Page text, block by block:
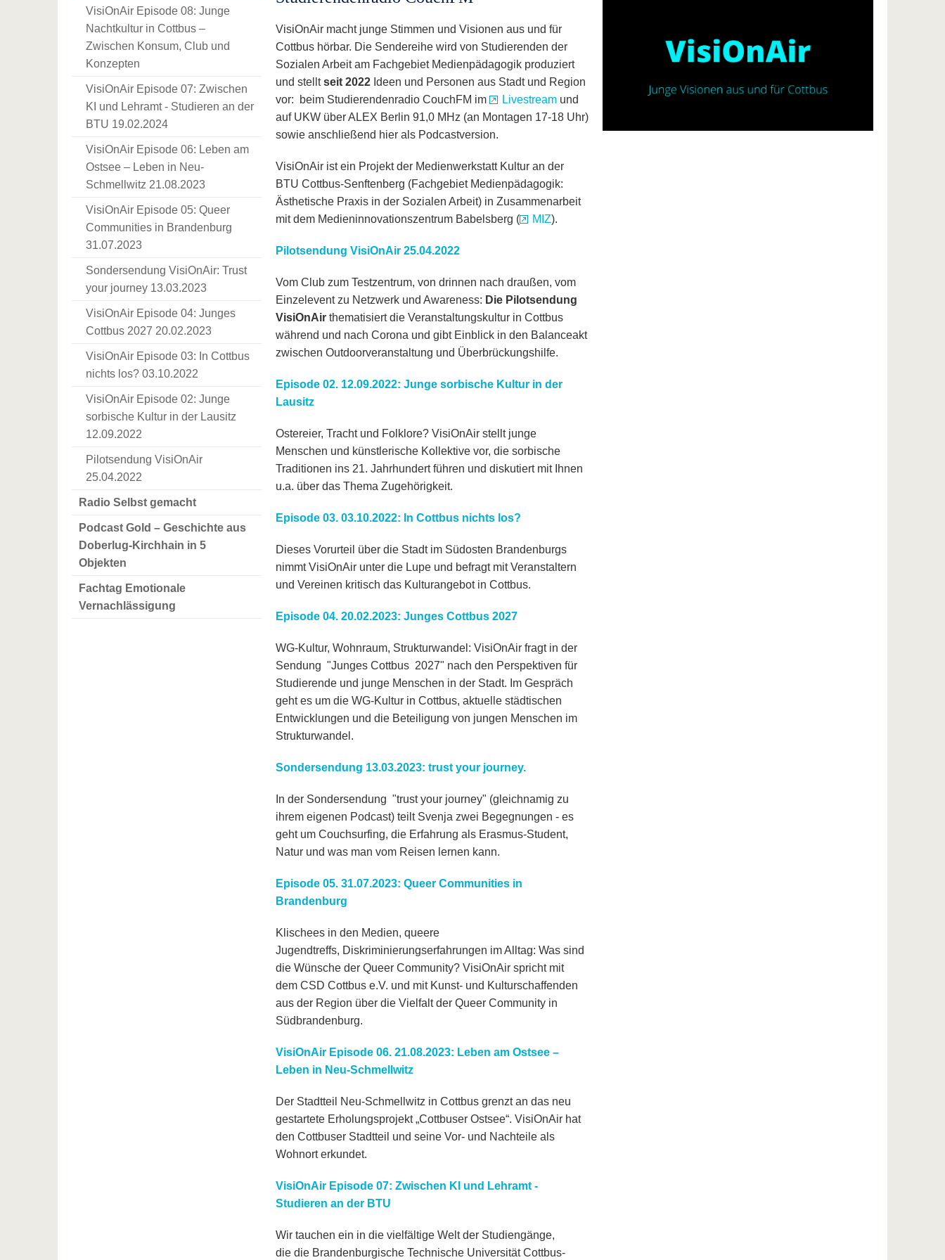
VisiOnAir Episode 08: Junge
Nachtkultur in Cottbus –
Zwischen Konsum, Club und
Konzepten
VisiOnAir Episode 07: Zwischen
KI und Lehramt - Studieren an der
BTU 19.02.2024
VisiOnAir Episode 06: Leben am
Ostsee – Leben in Neu-
Schmellwitz 21.08.2023
VisiOnAir Episode 05: Queer
Communities in Brandenburg
31.07.2023
Sondersendung VisiOnAir: Trust
your journey 13.03.2023
VisiOnAir Episode 04: Junges
Cottbus 2027 20.02.2023
VisiOnAir Episode 03: In Cottbus
nichts los? 03.10.2022
VisiOnAir Episode 02: Junge
sorbische Kultur in der Lausitz
12.09.2022
Pilotsendung VisiOnAir
25.04.2022
Radio Selbst gemacht
Podcast Gold – Geschichte aus
Doberlug-Kirchhain in 5
Objekten
Fachtag Emotionale
Vernachlässigung
VisiOnAir macht junge Stimmen und Visionen aus und für
Cottbus hörbar. Die Sendereihe wird von Studierenden der
Sozialen Arbeit am Fachgebiet Medienpädagogik produziert
und stelltseit 2022 Ideen und Personen aus Stadt und Region
vor: beim Studierendenradio CouchFM im
Livestream und
auf UKW über ALEX Berlin 91,0 MHz (an Montagen 17-18 Uhr)
sowie anschließend hier als Podcastversion.
VisiOnAir ist ein Projekt der Medienwerkstatt Kultur an der
BTU Cottbus-Senftenberg (Fachgebiet Medienpädagogik:
Ästhetische Praxis in der Sozialen Arbeit) in Zusammenarbeit
mit dem Medieninnovationszentrum Babelsberg (
MIZ).
Pilotsendung VisiOnAir 25.04.2022
Vom Club zum Testzentrum, von drinnen nach draußen, vom
Einzelevent zu Netzwerk und Awareness: Die Pilotsendung
VisiOnAir thematisiert die Veranstaltungskultur in Cottbus
während und nach Corona und gibt Einblick in den Balanceakt
zwischen Outdoorveranstaltung und Überbrückungshilfe.
Episode 02. 12.09.2022: Junge sorbische Kultur in der
Lausitz
Ostereier, Tracht und Folklore? VisiOnAir stellt junge
Menschen und künstlerische Kollektive vor, die sorbische
Traditionen ins 21. Jahrhundert führen und diskutiert mit Ihnen
u.a. über das Thema Zugehörigkeit.
Episode 03. 03.10.2022: In Cottbus nichts los?
Dieses Vorurteil über die Stadt im Südosten Brandenburgs
nimmt VisiOnAir unter die Lupe und befragt mit Veranstaltern
und Vereinen kritisch das Kulturangebot in Cottbus.
Episode 04. 20.02.2023: Junges Cottbus 2027
WG-Kultur, Wohnraum, Strukturwandel: VisiOnAir fragt in der
Sendung "Junges Cottbus 2027" nach den Perspektiven für
Studierende und junge Menschen in der Stadt. Im Gespräch
geht es um die WG-Kultur in Cottbus, aktuelle städtischen
Entwicklungen und die Beteiligung von jungen Menschen im
Strukturwandel.
Sondersendung 13.03.2023: trust your journey.
In der Sondersendung "trust your journey" (gleichnamig zu
ihrem eigenen Podcast) teilt Svenja zwei Begegnungen - es
geht um Couchsurfing, die Erfahrung als Erasmus-Student,
Natur und was man vom Reisen lernen kann.
Episode 05. 31.07.2023: Queer Communities in
Brandenburg
Klischees in den Medien, queere
Jugendtreffs, Diskriminierungserfahrungen im Alltag: Was sind
die Wünsche der Queer Community? VisiOnAir spricht mit
dem CSD Cottbus e.V. und mit Kunst- und Kulturschaffenden
aus der Region über die Vielfalt der Queer Community in
Südbrandenburg.
VisiOnAir Episode 06. 21.08.2023: Leben am Ostsee –
Leben in Neu-Schmellwitz
Der Stadtteil Neu-Schmellwitz in Cottbus grenzt an das neu
gestartete Erholungsprojekt „Cottbuser Ostsee“. VisiOnAir hat
den Cottbuser Stadtteil und seine Vor- und Nachteile als
Wohnort erkundet.
VisiOnAir Episode 07: Zwischen KI und Lehramt -
Studieren an der BTU
Wir tauchen ein in die vielfältige Welt der Studiengänge,
die die Brandenburgische Technische Universität Cottbus-